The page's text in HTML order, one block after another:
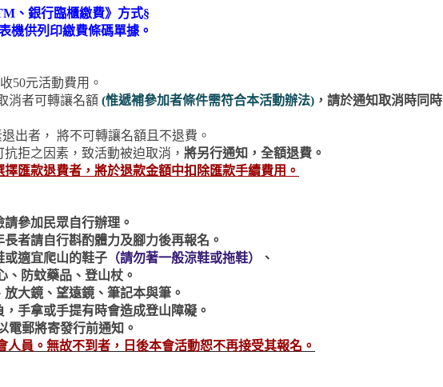
、銀行臨櫃繳費》方式§
機供列印繳費條碼單據。
50元活動費用。
消者可轉讓名額 (惟遞補參加者條件需符合本活動辦法) ，請於通知取消時同時
出者， 將不可轉讓名額且不退費。
拒之因素，致活動被迫取消， 將另行通知，全額退費。
匯款退費者，將於退款金額中扣除匯款手續費用。
參加民眾自行辦理。
者請自行斟酌體力及腳力後再報名。
或適宜爬山的鞋子 （請勿著一般涼鞋或拖鞋）
、
、防蚊藥品、登山杖。
大鏡、望遠鏡、筆記本與筆。
手拿或手提有時會造成登山障礙。
電郵將寄發行前通知。
人員。無故不到者，日後本會活動恕不再接受其報名。